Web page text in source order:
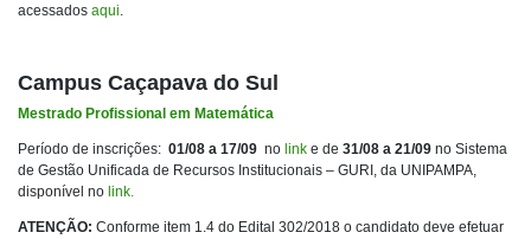
acessados aqui.
Campus Caçapava do Sul
Mestrado Profissional em Matemática
Período de inscrições: 01/08 a 17/09 no link e de 31/08 a 21/09 no Sistema
de Gestão Unificada de Recursos Institucionais – GURI, da UNIPAMPA,
disponível no link.
ATENÇÃO: Conforme item 1.4 do Edital 302/2018 o candidato deve efetuar